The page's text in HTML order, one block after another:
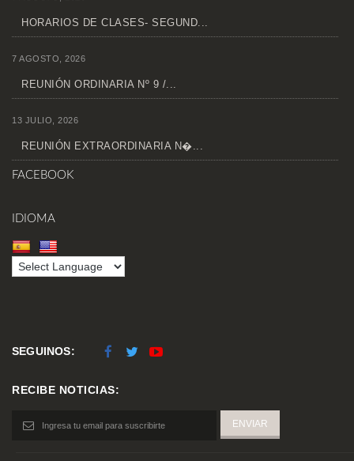
HORARIOS DE CLASES- SEGUND...
7 AGOSTO, 2026
REUNIÓN ORDINARIA Nº 9 /...
13 JULIO, 2026
REUNIÓN EXTRAORDINARIA N�...
FACEBOOK
IDIOMA
SEGUINOS:
RECIBE NOTICIAS: